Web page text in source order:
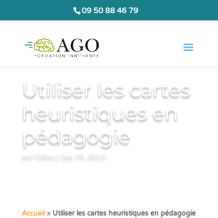
09 50 88 46 79
Utiliser les cartes
heuristiques en
pédagogie
par Céline Sep 15, 2013
Accueil» Utiliser les cartes heuristiques en pédagogie